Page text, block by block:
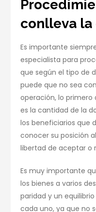
conlleva la
Es importante
especialista para
que según el tipo de
puede que no sea
operación, lo
es la cantidad de la
los beneficiarios que
conocer su posición
libertad de aceptar o
Es muy importante
los bienes a varios
paridad y un
cada uno, ya que no